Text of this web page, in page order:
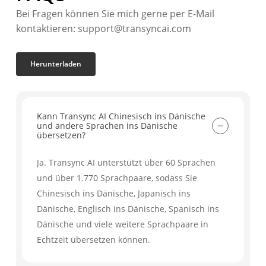
Bei Fragen können Sie mich gerne per E-Mail
kontaktieren: support@transyncai.com
Herunterladen
Kann Transync AI Chinesisch ins Dänische
und andere Sprachen ins Dänische
übersetzen?
Ja. Transync AI unterstützt über 60 Sprachen
und über 1.770 Sprachpaare, sodass Sie
Chinesisch ins Dänische, Japanisch ins
Dänische, Englisch ins Dänische, Spanisch ins
Dänische und viele weitere Sprachpaare in
Echtzeit übersetzen können.